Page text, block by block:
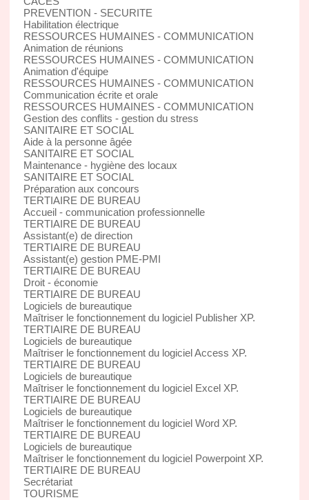
PREVENTION - SECURITE
Habilitation électrique
RESSOURCES HUMAINES - COMMUNICATION
Animation de réunions
RESSOURCES HUMAINES - COMMUNICATION
Animation d'équipe
RESSOURCES HUMAINES - COMMUNICATION
Communication écrite et orale
RESSOURCES HUMAINES - COMMUNICATION
Gestion des conflits - gestion du stress
SANITAIRE ET SOCIAL
Aide à la personne âgée
SANITAIRE ET SOCIAL
Maintenance - hygiène des locaux
SANITAIRE ET SOCIAL
Préparation aux concours
TERTIAIRE DE BUREAU
Accueil - communication professionnelle
TERTIAIRE DE BUREAU
Assistant(e) de direction
TERTIAIRE DE BUREAU
Assistant(e) gestion PME-PMI
TERTIAIRE DE BUREAU
Droit - économie
TERTIAIRE DE BUREAU
Logiciels de bureautique
Maîtriser le fonctionnement du logiciel Publisher XP.
TERTIAIRE DE BUREAU
Logiciels de bureautique
Maîtriser le fonctionnement du logiciel Access XP.
TERTIAIRE DE BUREAU
Logiciels de bureautique
Maîtriser le fonctionnement du logiciel Excel XP.
TERTIAIRE DE BUREAU
Logiciels de bureautique
Maîtriser le fonctionnement du logiciel Word XP.
TERTIAIRE DE BUREAU
Logiciels de bureautique
Maîtriser le fonctionnement du logiciel Powerpoint XP.
TERTIAIRE DE BUREAU
Secrétariat
TOURISME